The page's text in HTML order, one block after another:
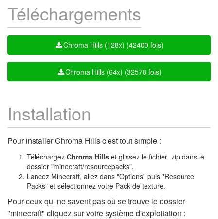
Téléchargements
Chroma Hills (128x) (42400 fois)
Chroma Hills (64x) (32578 fois)
Installation
Pour installer Chroma Hills c'est tout simple :
Téléchargez Chroma Hills et glissez le fichier .zip dans le
dossier "minecraft/resourcepacks".
Lancez Minecraft, allez dans "Options" puis "Resource
Packs" et sélectionnez votre Pack de texture.
Pour ceux qui ne savent pas où se trouve le dossier
"minecraft" cliquez sur votre système d'exploitation :